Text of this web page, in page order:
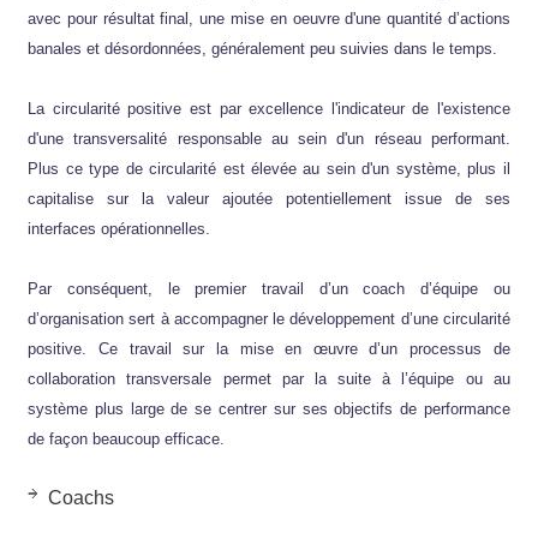
avec pour résultat final, une mise en oeuvre d'une quantité d’actions
banales et désordonnées, généralement peu suivies dans le temps.
La circularité positive est par excellence l'indicateur de l'existence
d'une transversalité responsable au sein d'un réseau performant.
Plus ce type de circularité est élevée au sein d'un système, plus il
capitalise sur la valeur ajoutée potentiellement issue de ses
interfaces opérationnelles.
Par conséquent, le premier travail d’un coach d’équipe ou
d’organisation sert à accompagner le développement d’une circularité
positive. Ce travail sur la mise en œuvre d’un processus de
collaboration transversale permet par la suite à l’équipe ou au
système plus large de se centrer sur ses objectifs de performance
de façon beaucoup efficace.
Coachs